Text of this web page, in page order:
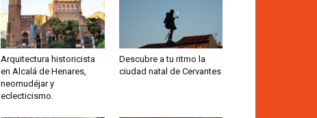
Arquitectura historicista
en Alcalá de Henares,
neomudéjar y
eclecticismo.
Descubre a tu ritmo la
ciudad natal de Cervantes